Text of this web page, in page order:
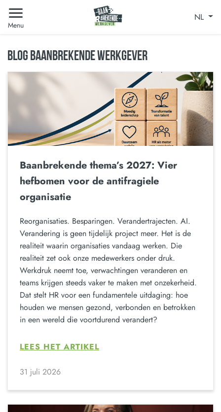
Menu
NL
BLOG BAANBREKENDE WERKGEVER
Baanbrekende thema’s 2027: Vier
hefbomen voor de antifragiele
organisatie
Reorganisaties. Besparingen. Verandertrajecten. AI.
Verandering is geen tijdelijk project meer. Het is de
realiteit waarin organisaties vandaag werken. Die
realiteit zet ook onze medewerkers onder druk.
Werkdruk neemt toe, verwachtingen veranderen en
teams krijgen steeds vaker te maken met onzekerheid.
Dat stelt HR voor een fundamentele uitdaging: hoe
houden we mensen gezond, verbonden en betrokken
in een wereld die voortdurend verandert?
LEES HET ARTIKEL
31 juli 2026